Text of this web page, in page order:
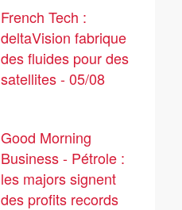
French Tech :
deltaVision fabrique
des fluides pour des
satellites - 05/08
Good Morning
Business - Pétrole :
les majors signent
des profits records